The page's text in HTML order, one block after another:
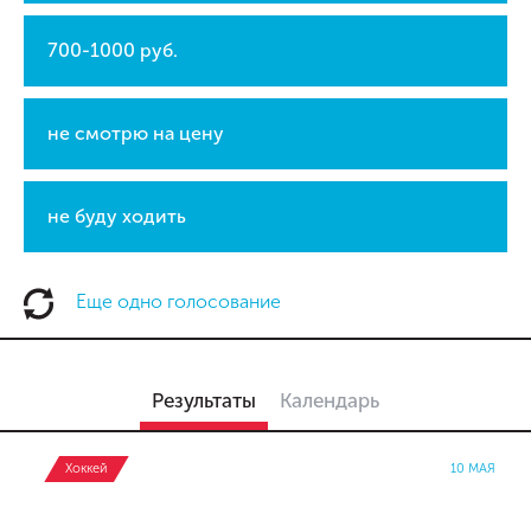
700-1000 руб.
не смотрю на цену
не буду ходить
Еще одно голосование
Результаты Календарь
Хоккей 10 МАЯ